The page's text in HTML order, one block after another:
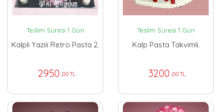
Teslim Süresi 1 Gün
Kalpli Yazılı Retro Pasta 2.
2950 ,00 TL
Teslim Süresi 1 Gün
Kalp Pasta Takvimli.
3200 ,00 TL